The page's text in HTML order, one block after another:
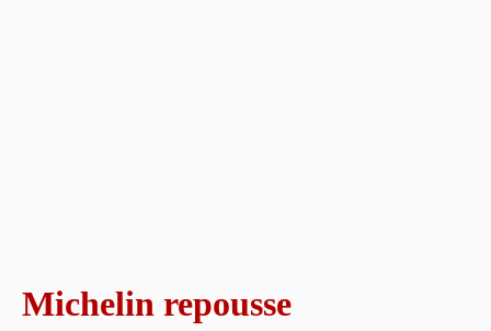
Michelin repousse